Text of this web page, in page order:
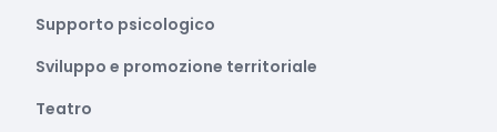
Supporto psicologico
Sviluppo e promozione territoriale
Teatro